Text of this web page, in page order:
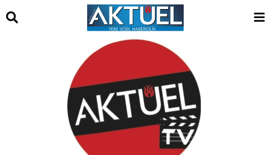
sohbet
chat
odaları